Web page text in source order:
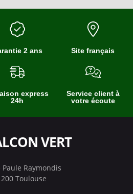
2 ans Site français
express
24h
Service client à
votre écoute
VERT
Paule Raymondis
Toulouse